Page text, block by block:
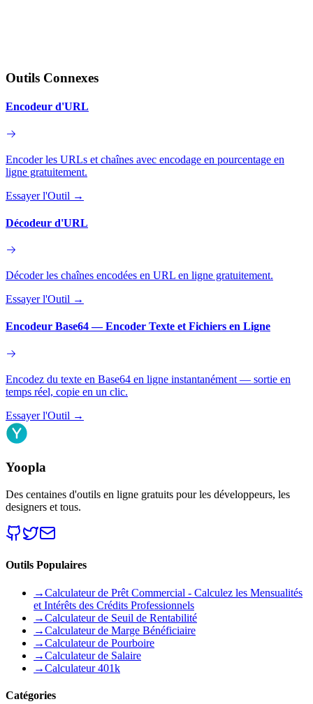
Outils Connexes
Encodeur d'URL
Encoder les URLs et chaînes avec encodage en pourcentage en
ligne gratuitement.
Essayer l'Outil →
Décodeur d'URL
Décoder les chaînes encodées en URL en ligne gratuitement.
Essayer l'Outil →
Encodeur Base64 — Encoder Texte et Fichiers en Ligne
Encodez du texte en Base64 en ligne instantanément — sortie en
temps réel, copie en un clic.
Essayer l'Outil →
Yoopla
Des centaines d'outils en ligne gratuits pour les développeurs, les
designers et tous.
Outils Populaires
→Calculateur de Prêt Commercial - Calculez les Mensualités
et Intérêts des Crédits Professionnels
→Calculateur de Seuil de Rentabilité
→Calculateur de Marge Bénéficiaire
→Calculateur de Pourboire
→Calculateur de Salaire
→Calculateur 401k
Catégories